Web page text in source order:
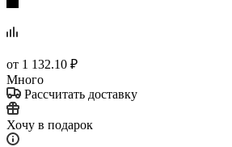
от 1 132.10 ₽
Много
Рассчитать доставку
Хочу в подарок